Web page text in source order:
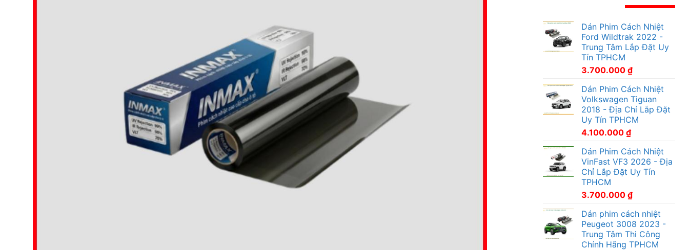
Dán Phim Cách Nhiệt
Ford Wildtrak 2022 -
Trung Tâm Lắp Đặt Uy
Tín TPHCM
3.700.000 ₫
Dán Phim Cách Nhiệt
Volkswagen Tiguan
2018 - Địa Chỉ Lắp Đặt
Uy Tín TPHCM
4.100.000 ₫
Dán Phim Cách Nhiệt
VinFast VF3 2026 - Địa
Chỉ Lắp Đặt Uy Tín
TPHCM
3.700.000 ₫
Dán phim cách nhiệt
Peugeot 3008 2023 -
Trung Tâm Thi Công
Chính Hãng TPHCM